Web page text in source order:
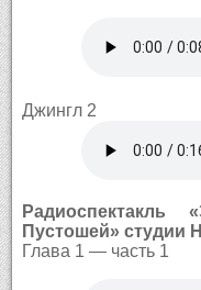
Джингл 2
Пустошей» студии
Глава 1 — часть 1